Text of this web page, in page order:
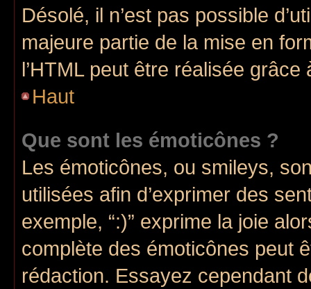
Désolé, il n’est pas possible
majeure partie de la mise en
l’HTML peut être réalisée grâce
Haut
Que sont les émoticônes ?
Les émoticônes, ou smileys,
utilisées afin d’exprimer des
exemple, “:)” exprime la joie
complète des émoticônes peut
rédaction. Essayez cependant